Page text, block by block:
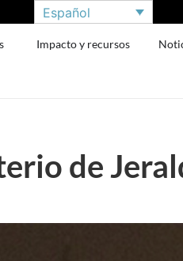
Español
Impacto y recursos
de